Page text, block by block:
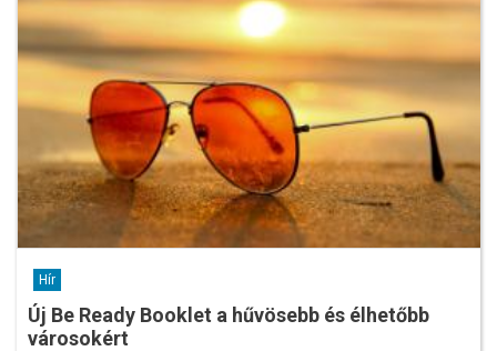
Hír
Új Be Ready Booklet a hűvösebb és élhetőbb
városokért